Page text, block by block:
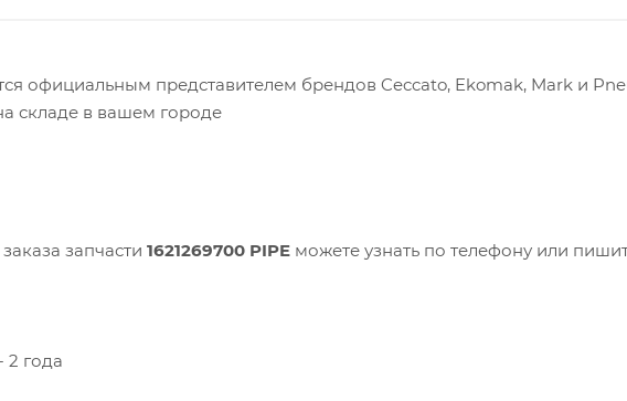
официальным представителем брендов Ceccato, Ekomak, Mark и
складе в вашем городе
запчасти 1621269700 PIPE можете узнать по телефону или
- 2 года